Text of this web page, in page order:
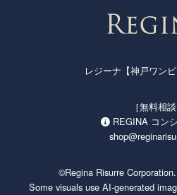
レジーナ【神戸ワンピ
［無料相談
REGINA コン
©Regina Risurre
Some visuals use AI-generated